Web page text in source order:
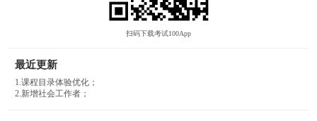
扫码下载考试100App
最近更新
1.课程目录体验优化；
2.新增社会工作者；